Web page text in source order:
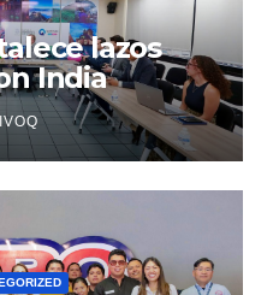
lazos
India